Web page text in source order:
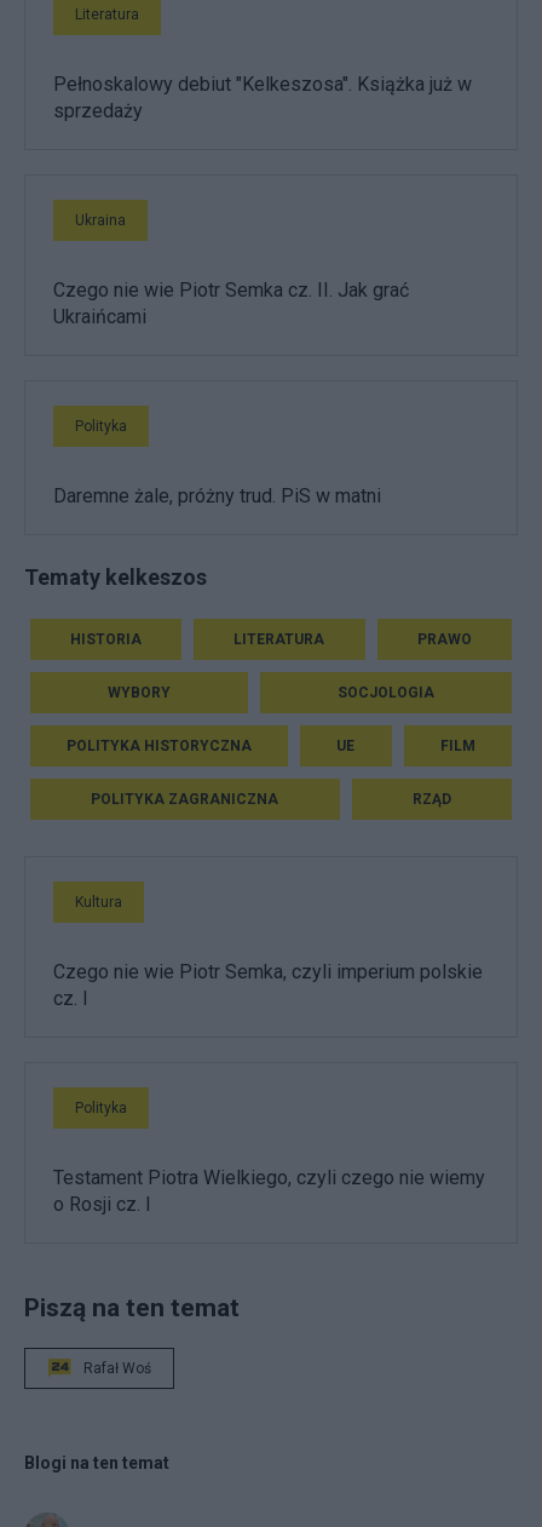
Literatura
Pełnoskalowy debiut "Kelkeszosa". Książka już w
sprzedaży
Ukraina
Czego nie wie Piotr Semka cz. II. Jak grać
Ukraińcami
Polityka
Daremne żale, próżny trud. PiS w matni
Tematy kelkeszos
HISTORIA LITERATURA PRAWO
WYBORY SOCJOLOGIA
POLITYKA HISTORYCZNA UE FILM
POLITYKA ZAGRANICZNA RZĄD
Kultura
Czego nie wie Piotr Semka, czyli imperium polskie
cz. I
Polityka
Testament Piotra Wielkiego, czyli czego nie wiemy
o Rosji cz. I
Piszą na ten temat
Rafał Woś
Blogi na ten temat